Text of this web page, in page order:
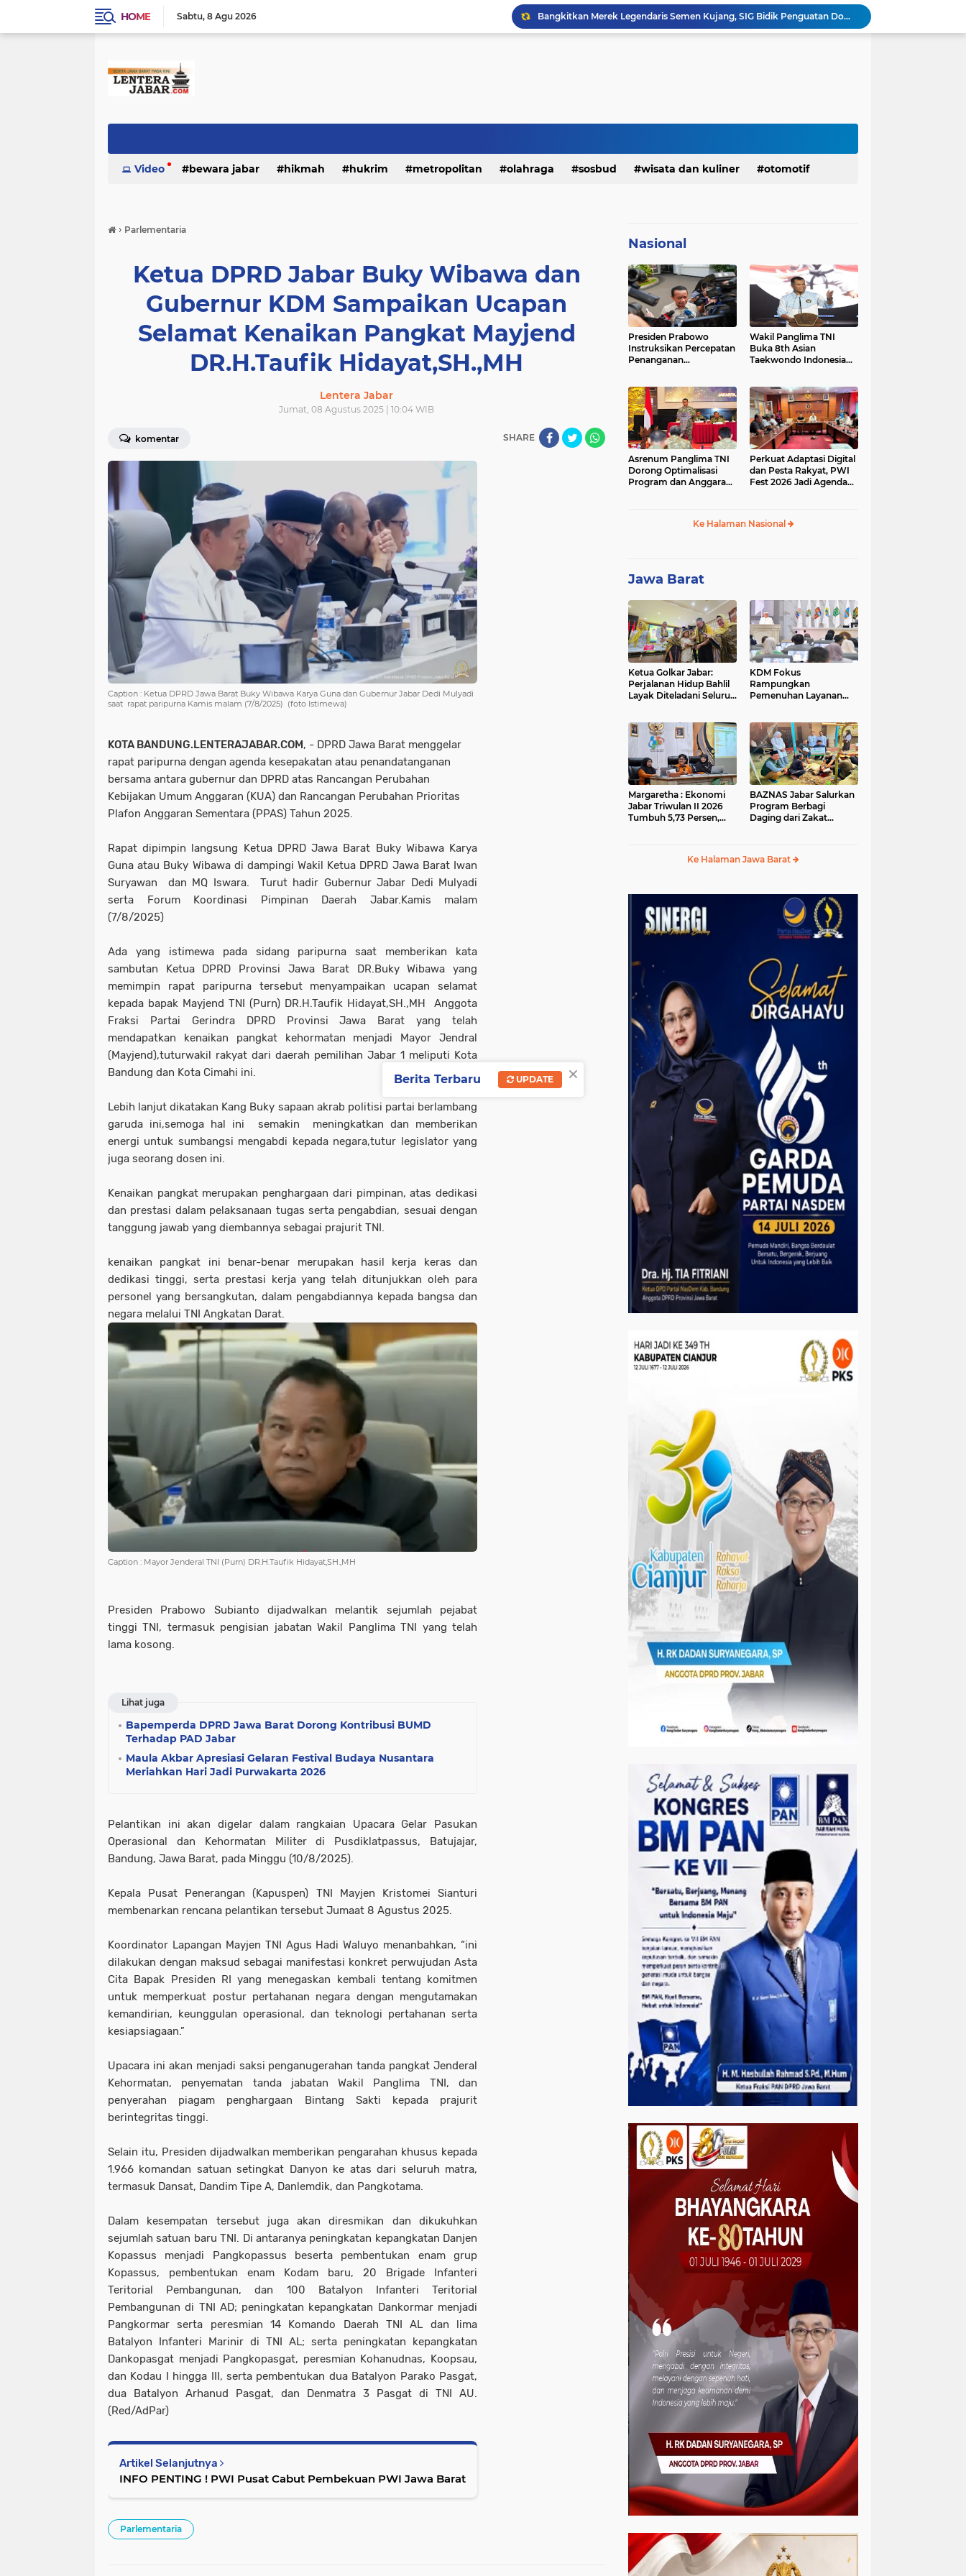
HOME Sabtu 8 Agu 2026
Ketua Golkar Jabar: Perjalanan Hidup Bahlil Layak Diteladani Seluruh Kader Partai
KDM Fokus Rampungkan Pemenuhan Layanan Dasar dan Konektivitas Wilayah pada 2027
Jelang Konferprov PWI Jabar, Bos Ayo Media Sambangi Rumah PWI Kota Bogor
Video bewara jabar hikmah hukrim metropolitan olahraga sosbud wisata dan kuliner otomotif
› Parlementaria
Ketua DPRD Jabar Buky Wibawa dan
Gubernur KDM Sampaikan Ucapan
Selamat Kenaikan Pangkat Mayjend
DR.H.Taufik Hidayat,SH.,MH
Lentera Jabar
Jumat, 08 Agustus 2025 | 10:04 WIB
komentar SHARE
Caption : Ketua DPRD Jawa Barat Buky Wibawa Karya Guna dan Gubernur Jabar Dedi Mulyadi
saat rapat paripurna Kamis malam (7/8/2025) (foto Istimewa)
KOTA BANDUNG.LENTERAJABAR.COM, - DPRD Jawa Barat menggelar
rapat paripurna dengan agenda kesepakatan atau penandatanganan
bersama antara gubernur dan DPRD atas Rancangan Perubahan
Kebijakan Umum Anggaran (KUA) dan Rancangan Perubahan Prioritas
Plafon Anggaran Sementara (PPAS) Tahun 2025.
Rapat dipimpin langsung Ketua DPRD Jawa Barat Buky Wibawa Karya
Guna atau Buky Wibawa di dampingi Wakil Ketua DPRD Jawa Barat Iwan
Suryawan dan MQ Iswara. Turut hadir Gubernur Jabar Dedi Mulyadi
serta Forum Koordinasi Pimpinan Daerah Jabar.Kamis malam
(7/8/2025)
Ada yang istimewa pada sidang paripurna saat memberikan kata
sambutan Ketua DPRD Provinsi Jawa Barat DR.Buky Wibawa yang
memimpin rapat paripurna tersebut menyampaikan ucapan selamat
kepada bapak Mayjend TNI (Purn) DR.H.Taufik Hidayat,SH.,MH Anggota
Fraksi Partai Gerindra DPRD Provinsi Jawa Barat yang telah
mendapatkan kenaikan pangkat kehormatan menjadi Mayor Jendral
(Mayjend),tuturwakil rakyat dari daerah pemilihan Jabar 1 meliputi Kota
Bandung dan Kota Cimahi ini.
Lebih lanjut dikatakan Kang Buky sapaan akrab politisi partai berlambang
garuda ini,semoga hal ini semakin meningkatkan dan memberikan
energi untuk sumbangsi mengabdi kepada negara,tutur legislator yang
juga seorang dosen ini.
Kenaikan pangkat merupakan penghargaan dari pimpinan, atas dedikasi
dan prestasi dalam pelaksanaan tugas serta pengabdian, sesuai dengan
tanggung jawab yang diembannya sebagai prajurit TNI.
kenaikan pangkat ini benar-benar merupakan hasil kerja keras dan
dedikasi tinggi, serta prestasi kerja yang telah ditunjukkan oleh para
personel yang bersangkutan, dalam pengabdiannya kepada bangsa dan
negara melalui TNI Angkatan Darat.
Caption : Mayor Jenderal TNI (Purn) DR.H.Taufik Hidayat,SH.,MH
Presiden Prabowo Subianto dijadwalkan melantik sejumlah pejabat
tinggi TNI, termasuk pengisian jabatan Wakil Panglima TNI yang telah
lama kosong.
Lihat juga
Bapemperda DPRD Jawa Barat Dorong Kontribusi BUMD
Terhadap PAD Jabar
Maula Akbar Apresiasi Gelaran Festival Budaya Nusantara
Meriahkan Hari Jadi Purwakarta 2026
Pelantikan ini akan digelar dalam rangkaian Upacara Gelar Pasukan
Operasional dan Kehormatan Militer di Pusdiklatpassus, Batujajar,
Bandung, Jawa Barat, pada Minggu (10/8/2025).
Kepala Pusat Penerangan (Kapuspen) TNI Mayjen Kristomei Sianturi
membenarkan rencana pelantikan tersebut Jumaat 8 Agustus 2025.
Koordinator Lapangan Mayjen TNI Agus Hadi Waluyo menanbahkan, “ini
dilakukan dengan maksud sebagai manifestasi konkret perwujudan Asta
Cita Bapak Presiden RI yang menegaskan kembali tentang komitmen
untuk memperkuat postur pertahanan negara dengan mengutamakan
kemandirian, keunggulan operasional, dan teknologi pertahanan serta
kesiapsiagaan.”
Upacara ini akan menjadi saksi penganugerahan tanda pangkat Jenderal
Kehormatan, penyematan tanda jabatan Wakil Panglima TNI, dan
penyerahan piagam penghargaan Bintang Sakti kepada prajurit
berintegritas tinggi.
Selain itu, Presiden dijadwalkan memberikan pengarahan khusus kepada
1.966 komandan satuan setingkat Danyon ke atas dari seluruh matra,
termasuk Dansat, Dandim Tipe A, Danlemdik, dan Pangkotama.
Dalam kesempatan tersebut juga akan diresmikan dan dikukuhkan
sejumlah satuan baru TNI. Di antaranya peningkatan kepangkatan Danjen
Kopassus menjadi Pangkopassus beserta pembentukan enam grup
Kopassus, pembentukan enam Kodam baru, 20 Brigade Infanteri
Teritorial Pembangunan, dan 100 Batalyon Infanteri Teritorial
Pembangunan di TNI AD; peningkatan kepangkatan Dankormar menjadi
Pangkormar serta peresmian 14 Komando Daerah TNI AL dan lima
Batalyon Infanteri Marinir di TNI AL; serta peningkatan kepangkatan
Dankopasgat menjadi Pangkopasgat, peresmian Kohanudnas, Koopsau,
dan Kodau I hingga III, serta pembentukan dua Batalyon Parako Pasgat,
dua Batalyon Arhanud Pasgat, dan Denmatra 3 Pasgat di TNI AU.
(Red/AdPar)
Artikel Selanjutnya
INFO PENTING ! PWI Pusat Cabut Pembekuan PWI Jawa Barat
Parlementaria
Nasional
Presiden Prabowo
Instruksikan Percepatan
Penanganan
BBM
Wakil Panglima TNI
Buka 8th Asian
Taekwondo Indonesia
Asrenum Panglima TNI
Dorong Optimalisasi
Program dan Anggaran
Perkuat Adaptasi Digital
dan Pesta Rakyat, PWI
Fest 2026 Jadi Agenda
Ke Halaman Nasional
Jawa Barat
Ketua Golkar Jabar:
Perjalanan Hidup Bahlil
Layak Diteladani Seluruh
KDM Fokus
Rampungkan
Pemenuhan Layanan
Margaretha : Ekonomi
Jabar Triwulan II 2026
Tumbuh 5,73 Persen,
BAZNAS Jabar Salurkan
Program Berbagi
Daging dari Zakat
Ke Halaman Jawa Barat
×
Berita Terbaru UPDATE